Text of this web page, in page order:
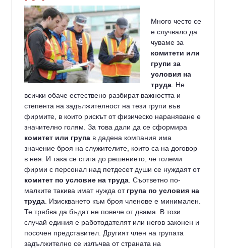
Много често се
e случвало да
чуваме за
комитети или
групи за
условия на
труда . Не
всички обаче естествено разбират важността и
степента на задължителност на тези групи във
фирмите, в които рискът от физическо нараняване е
значително голям. За това дали да се сформира
комитет или група в дадена компания има
значение броя на служителите, които са на договор
в нея. И така се стига до решението, че големи
фирми с персонал над петдесет души се нуждаят от
комитет по условие на труда . Съответно по-
малките такива имат нужда от група по условия на
труда . Изискването към броя членове е минимален.
Те трябва да бъдат не повече от двама. В този
случай единия е работодателят или негов законен и
посочен представител. Другият член на групата
задължително се излъчва от страната на